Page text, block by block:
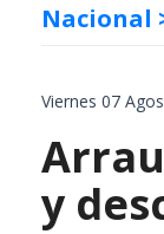
Nacional
Viernes 07
y